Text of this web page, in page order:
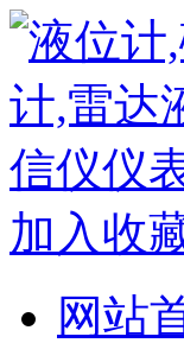
加入收
网站